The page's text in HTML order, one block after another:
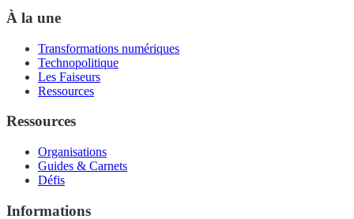
À la une
Transformations numériques
Technopolitique
Les Faiseurs
Ressources
Ressources
Organisations
Guides & Carnets
Défis
Informations